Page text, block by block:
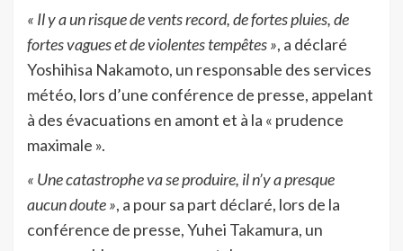
« Il y a un risque de vents record, de fortes pluies, de
fortes vagues et de violentes tempêtes », a déclaré
Yoshihisa Nakamoto, un responsable des services
météo, lors d’une conférence de presse, appelant
à des évacuations en amont et à la « prudence
maximale ».
« Une catastrophe va se produire, il n’y a presque
aucun doute », a pour sa part déclaré, lors de la
conférence de presse, Yuhei Takamura, un